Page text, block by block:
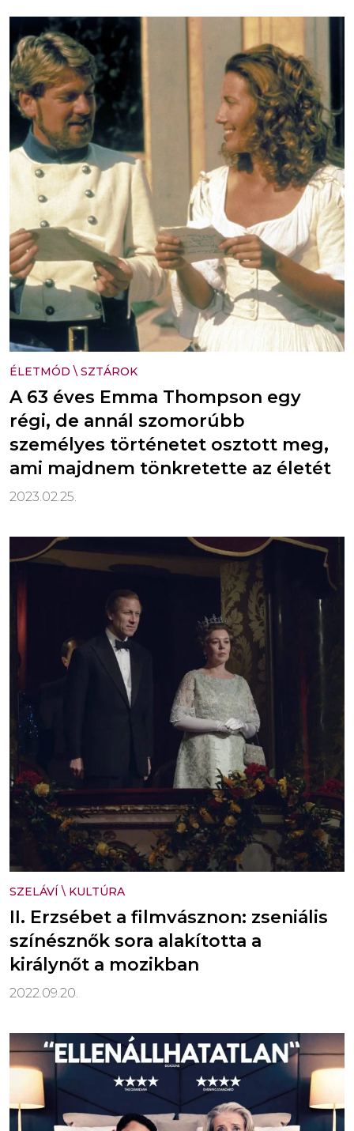
ÉLETMÓD \ SZTÁROK
A 63 éves Emma Thompson egy
régi, de annál szomorúbb
személyes történetet osztott meg,
ami majdnem tönkretette az életét
2023.02.25.
SZELÁVÍ \ KULTÚRA
II. Erzsébet a filmvásznon: zseniális
színésznők sora alakította a
királynőt a mozikban
2022.09.20.